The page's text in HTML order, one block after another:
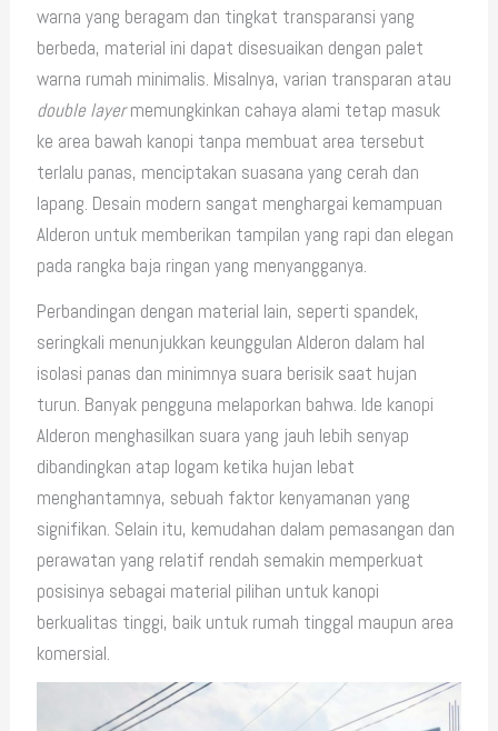
warna yang beragam dan tingkat transparansi yang
berbeda, material ini dapat disesuaikan dengan palet
warna rumah minimalis. Misalnya, varian transparan atau
double layermemungkinkan cahaya alami tetap masuk
ke area bawah kanopi tanpa membuat area tersebut
terlalu panas, menciptakan suasana yang cerah dan
lapang. Desain modern sangat menghargai kemampuan
Alderon untuk memberikan tampilan yang rapi dan elegan
pada rangka baja ringan yang menyangganya.
Perbandingan dengan material lain, seperti spandek,
seringkali menunjukkan keunggulan Alderon dalam hal
isolasi panas dan minimnya suara berisik saat hujan
turun. Banyak pengguna melaporkan bahwa. Ide kanopi
Alderon menghasilkan suara yang jauh lebih senyap
dibandingkan atap logam ketika hujan lebat
menghantamnya, sebuah faktor kenyamanan yang
signifikan. Selain itu, kemudahan dalam pemasangan dan
perawatan yang relatif rendah semakin memperkuat
posisinya sebagai material pilihan untuk kanopi
berkualitas tinggi, baik untuk rumah tinggal maupun area
komersial.